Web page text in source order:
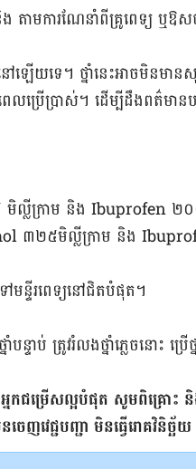
តាម​​ការ​ណែនាំ​ពី​គ្រូ​ពេទ្យ ឬ​ឱស
ឡើយ​ទេ។ ថ្នាំ​នេះ​អាច​មិន​មាន​​សុ
ល​ប្រើ​ប្រាស់។ ដើម្បី​ដឹង​ពត៌​មាន​ប
ល្លីក្រាម និង Ibuprofen ២០
៣២៥​មិល្លីក្រាម និង
មន្ទីរ​ពេទ្យ​នៅ​ជិត​បំផុត។
បន្ទាប់ ត្រូវ​រំលង​ថ្នាំ​ភ្លេច​នោះ ប្រើ​
ជម្រើស​ល្អ​បំផុត​ សូម​ពិគ្រោះ​
េជ្ជបញ្ជា​ មិន​ធ្វើ​រោគវិនិច្ឆ័